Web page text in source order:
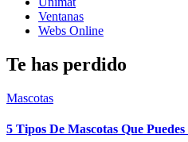
Ventanas
Webs Online
Te has perdido
Mascotas
5 Tipos De Mascotas Que